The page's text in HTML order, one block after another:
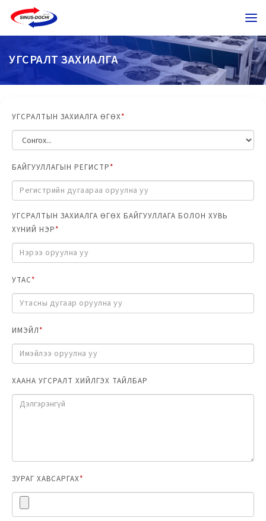
УГСРАЛТ ЗАХИАЛГА
УГСРАЛТЫН ЗАХИАЛГА ӨГӨХ*
БАЙГУУЛЛАГЫН РЕГИСТР*
УГСРАЛТЫН ЗАХИАЛГА ӨГӨХ БАЙГУУЛЛАГА БОЛОН ХУВЬ
ХҮНИЙ НЭР*
УТАС*
ИМЭЙЛ*
ХААНА УГСРАЛТ ХИЙЛГЭХ ТАЙЛБАР
ЗУРАГ ХАВСАРГАХ*